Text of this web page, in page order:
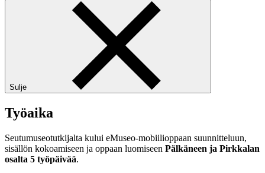
Sulje
Työaika
Seutumuseotutkijalta kului eMuseo-mobiilioppaan suunnitteluun,
sisällön kokoamiseen ja oppaan luomiseen Pälkäneen ja Pirkkalan
osalta 5 työpäivää.